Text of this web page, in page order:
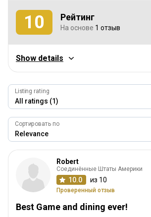
Listing rating
Сортировать по
Robert
Соединённые Штаты Америки
10.0 из 10
Проверенный отзыв
Best Game and dining ever!
10 Рейтинг
На основе 1 отзыв
Охотничий опыт
Профессиональный охотник / персонал
Качество трофеев
Соответствие стоимости
Show details